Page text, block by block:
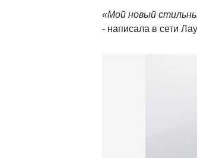
«Мой новый
- написала в сети